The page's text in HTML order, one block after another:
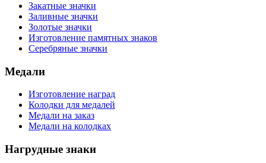
Закатные значки
Заливные значки
Золотые значки
Изготовление памятных знаков
Серебряные значки
Медали
Изготовление наград
Колодки для медалей
Медали на заказ
Медали на колодках
Нагрудные знаки